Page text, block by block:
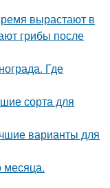
вырастают в
грибы после
Где
сорта для
варианты для
месяца.